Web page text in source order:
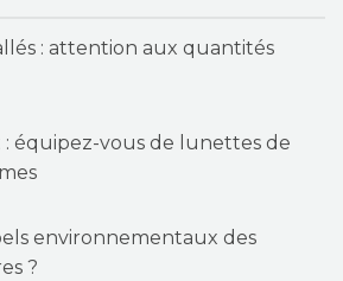
: attention aux quantités
: équipez-vous de lunettes de
environnementaux des
?